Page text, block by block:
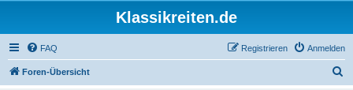
Klassikreiten.de
FAQ Anmelden
Registrieren
Foren-Übersicht